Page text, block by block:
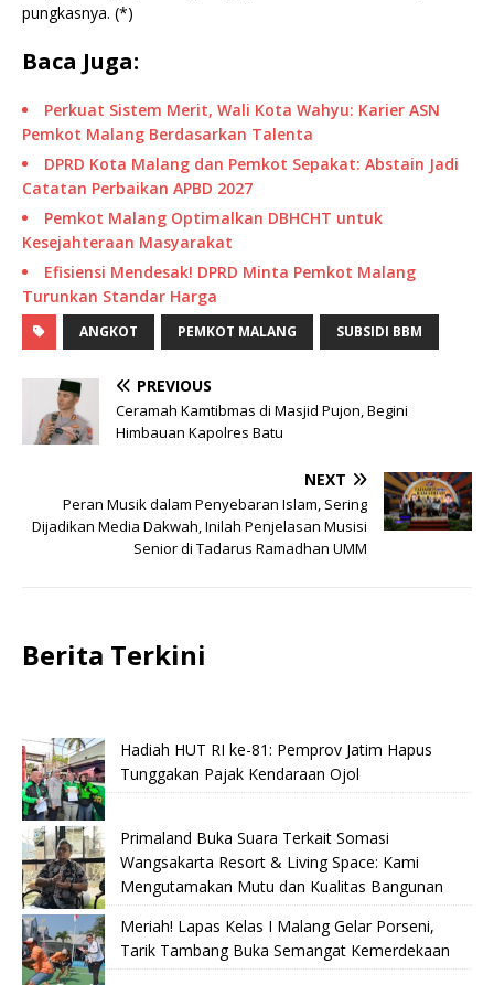
pungkasnya. (*)
Baca Juga:
Perkuat Sistem Merit, Wali Kota Wahyu: Karier ASN
Pemkot Malang Berdasarkan Talenta
DPRD Kota Malang dan Pemkot Sepakat: Abstain Jadi
Catatan Perbaikan APBD 2027
Pemkot Malang Optimalkan DBHCHT untuk
Kesejahteraan Masyarakat
Efisiensi Mendesak! DPRD Minta Pemkot Malang
Turunkan Standar Harga
ANGKOT PEMKOT MALANG SUBSIDI BBM
PREVIOUS
Ceramah Kamtibmas di Masjid Pujon, Begini
Himbauan Kapolres Batu
NEXT
Peran Musik dalam Penyebaran Islam, Sering
Dijadikan Media Dakwah, Inilah Penjelasan Musisi
Senior di Tadarus Ramadhan UMM
Berita Terkini
Hadiah HUT RI ke-81: Pemprov Jatim Hapus
Tunggakan Pajak Kendaraan Ojol
Primaland Buka Suara Terkait Somasi
Wangsakarta Resort & Living Space: Kami
Mengutamakan Mutu dan Kualitas Bangunan
Meriah! Lapas Kelas I Malang Gelar Porseni,
Tarik Tambang Buka Semangat Kemerdekaan